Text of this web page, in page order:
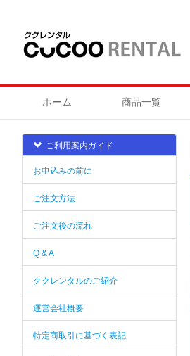
ホーム 商品一覧
ご利用案内ガイド
お申込みの前に
ご注文方法
ご注文後の流れ
Q & A
ククレンタルのご紹介
運営会社概要
特定商取引に基づく表記